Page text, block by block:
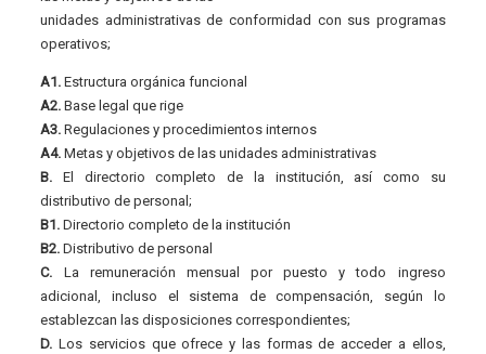
unidades administrativas de conformidad con sus programas
operativos;
A1. Estructura orgánica funcional
A2. Base legal que rige
A3. Regulaciones y procedimientos internos
A4. Metas y objetivos de las unidades administrativas
B. El directorio completo de la institución, así como su
distributivo de personal;
B1. Directorio completo de la institución
B2. Distributivo de personal
C. La remuneración mensual por puesto y todo ingreso
adicional, incluso el sistema de compensación, según lo
establezcan las disposiciones correspondientes;
D. Los servicios que ofrece y las formas de acceder a ellos,